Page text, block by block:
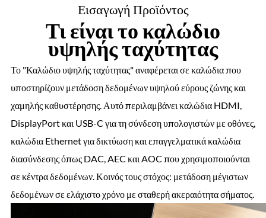
Εισαγωγή Προϊόντος
Τι είναι το καλώδιο
υψηλής ταχύτητας
Το "Καλώδιο υψηλής ταχύτητας" αναφέρεται σε καλώδια που
υποστηρίζουν μετάδοση δεδομένων υψηλού εύρους ζώνης και
χαμηλής καθυστέρησης. Αυτό περιλαμβάνει καλώδια HDMI,
DisplayPort και USB-C για τη σύνδεση υπολογιστών με οθόνες,
καλώδια Ethernet για δικτύωση και επαγγελματικά καλώδια
διασύνδεσης όπως DAC, AEC και AOC που χρησιμοποιούνται
σε κέντρα δεδομένων. Κοινός τους στόχος: μετάδοση μέγιστων
δεδομένων σε ελάχιστο χρόνο με σταθερή ακεραιότητα σήματος.